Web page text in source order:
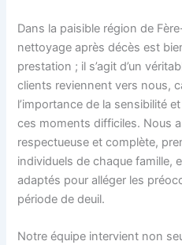
Dans la paisible région de
nettoyage après décès est
prestation ; il s’agit d’un
clients reviennent vers nous,
l’importance de la sensibilité
ces moments difficiles. Nous
respectueuse et complète,
individuels de chaque famille,
adaptés pour alléger les
période de deuil.
Notre équipe intervient non